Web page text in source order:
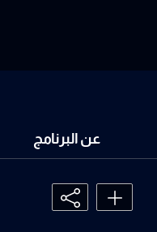
عن البرنامج